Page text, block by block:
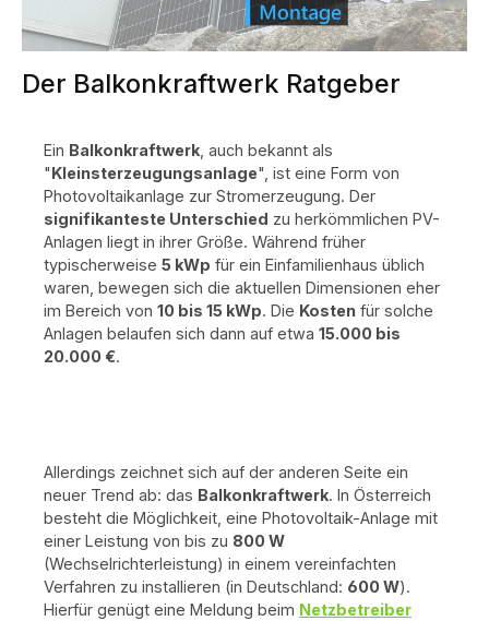
Der Balkonkraftwerk Ratgeber
Ein Balkonkraftwerk , auch bekannt als
"Kleinsterzeugungsanlage", ist eine Form von
Photovoltaikanlage zur Stromerzeugung. Der
signifikanteste Unterschied zu herkömmlichen PV-
Anlagen liegt in ihrer Größe. Während früher
typischerweise 5 kWp für ein Einfamilienhaus üblich
waren, bewegen sich die aktuellen Dimensionen eher
im Bereich von 10 bis 15 kWp. Die Kosten für solche
Anlagen belaufen sich dann auf etwa 15.000 bis
20.000 €.
Allerdings zeichnet sich auf der anderen Seite ein
neuer Trend ab: das Balkonkraftwerk. In Österreich
besteht die Möglichkeit, eine Photovoltaik-Anlage mit
einer Leistung von bis zu 800 W
(Wechselrichterleistung) in einem vereinfachten
Verfahren zu installieren (in Deutschland: 600 W).
Hierfür genügt eine Meldung beim Netzbetreiber